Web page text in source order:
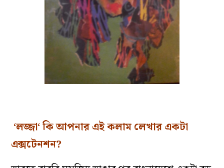
‘লজ্জা‘কিআপনারএইকলামলেখারএকটা
এক্সটেনশন?